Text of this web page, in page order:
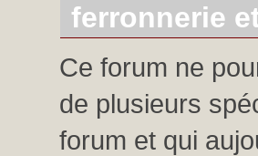
ferronnerie
Ce forum ne
de plusieurs
forum et qui